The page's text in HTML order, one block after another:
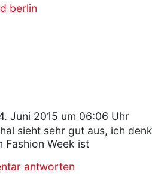
berlin
Juni 2015 um 06:06 Uhr
sieht sehr gut aus, ich
Fashion Week ist
antworten